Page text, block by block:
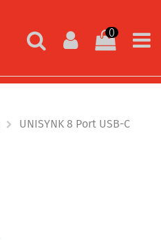
0
UNISYNK 8 Port USB-C